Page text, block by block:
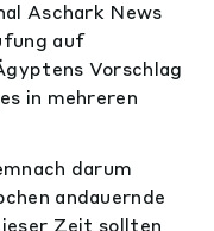
Aschark News
auf
Vorschlag
in mehreren
darum
andauernde
Zeit sollten